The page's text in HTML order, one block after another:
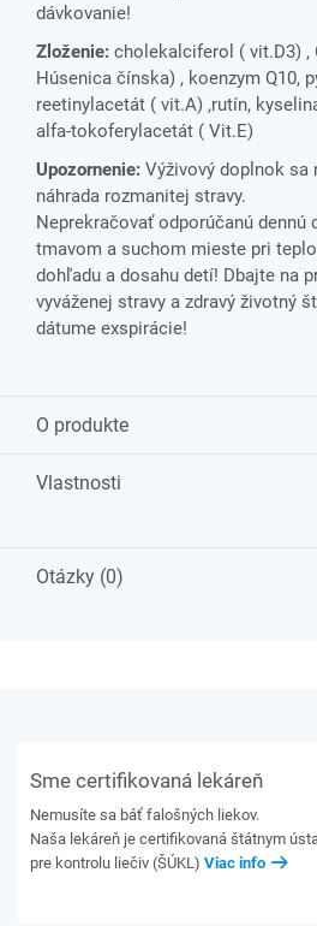
dávkovanie!
Zloženie: cholekalciferol ( vit.D3) ,
Húsenica čínska) , koenzym Q10,
reetinylacetát ( vit.A) ,rutín,
alfa-tokoferylacetát ( Vit.E)
Upozornenie: Výživový doplnok sa
náhrada rozmanitej stravy.
Neprekračovať odporúčanú dennú
tmavom a suchom mieste pri
dohľadu a dosahu detí! Dbajte na
vyváženej stravy a zdravý životný
dátume exspirácie!
O produkte
Vlastnosti
Otázky (0)
Sme certifikovaná lekáreň
Nemusíte sa báť falošných liekov.
Naša lekáreň je certifikovaná štátnym
pre kontrolu liečiv (ŠÚKL) Viac info